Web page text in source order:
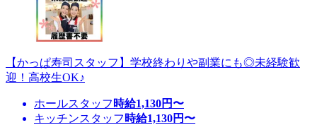
【かっぱ寿司スタッフ】学校終わりや副業にも◎未経験歓
迎！高校生OK♪
ホールスタッフ 時給1,130円〜
キッチンスタッフ 時給1,130円〜